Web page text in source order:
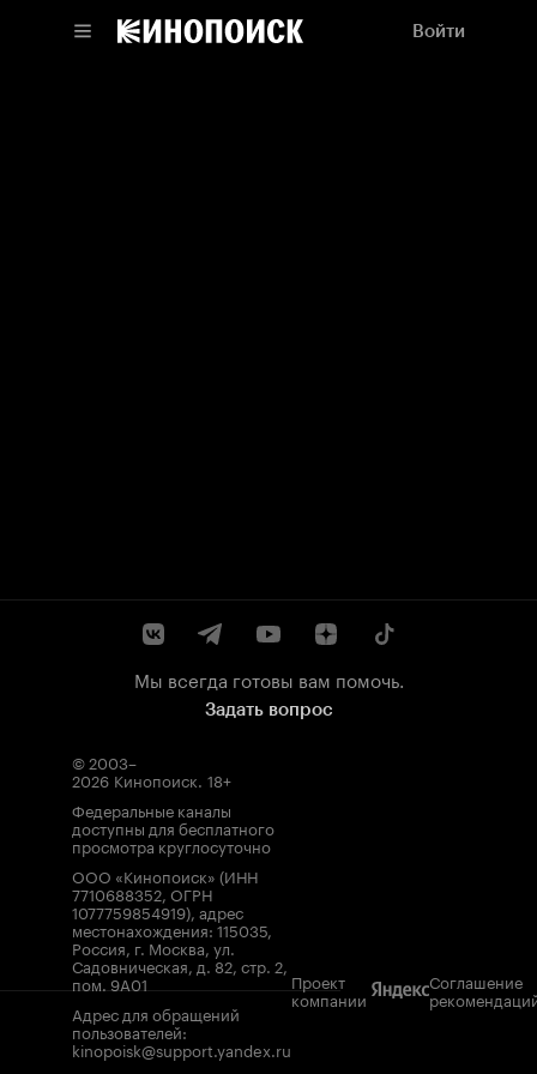
Войти
Мы всегда готовы вам помочь.
Задать вопрос
© 2003–
2026 Кинопоиск. 18+
Федеральные каналы
доступны для бесплатного
просмотра круглосуточно
ООО «Кинопоиск» (ИНН
7710688352, ОГРН
1077759854919), адрес
местонахождения: 115035,
Россия, г. Москва, ул.
Садовническая, д. 82, стр. 2,
пом. 9А01
Адрес для обращений
пользователей:
kinopoisk@support.yandex.ru
Проект
компании
Соглашение